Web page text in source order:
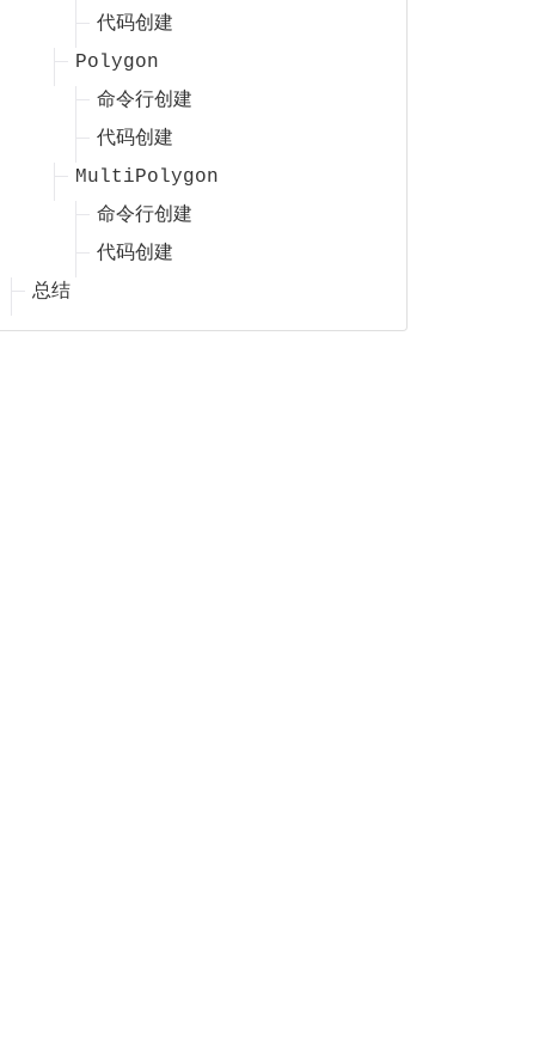
代码创建
Polygon
命令行创建
代码创建
MultiPolygon
命令行创建
代码创建
总结